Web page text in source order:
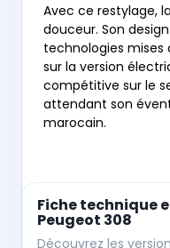
Avec ce restylage,
douceur. Son
technologies mises
sur la version
compétitive sur le
attendant son
marocain.
Fiche technique
Peugeot 308
Découvrez les